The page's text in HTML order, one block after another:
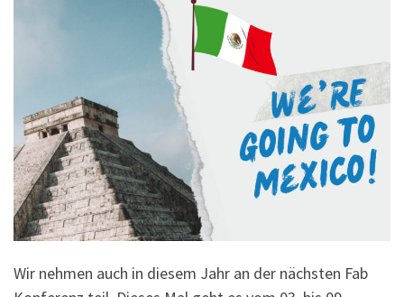
Wir nehmen auch in diesem Jahr an der nächsten Fab